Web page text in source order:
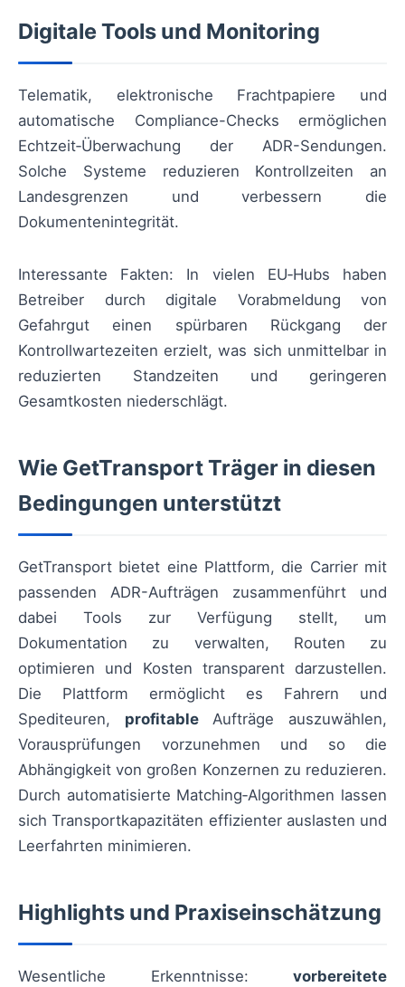
Digitale Tools und Monitoring
Telematik, elektronische Frachtpapiere und
automatische Compliance-Checks ermöglichen
Echtzeit‑Überwachung der ADR-Sendungen.
Solche Systeme reduzieren Kontrollzeiten an
Landesgrenzen und verbessern die
Dokumentenintegrität.
Interessante Fakten: In vielen EU‑Hubs haben
Betreiber durch digitale Vorabmeldung von
Gefahrgut einen spürbaren Rückgang der
Kontrollwartezeiten erzielt, was sich unmittelbar in
reduzierten Standzeiten und geringeren
Gesamtkosten niederschlägt.
Wie GetTransport Träger in diesen
Bedingungen unterstützt
GetTransport bietet eine Plattform, die Carrier mit
passenden ADR-Aufträgen zusammenführt und
dabei Tools zur Verfügung stellt, um
Dokumentation zu verwalten, Routen zu
optimieren und Kosten transparent darzustellen.
Die Plattform ermöglicht es Fahrern und
Spediteuren, profitableAufträge auszuwählen,
Vorausprüfungen vorzunehmen und so die
Abhängigkeit von großen Konzernen zu reduzieren.
Durch automatisierte Matching‑Algorithmen lassen
sich Transportkapazitäten effizienter auslasten und
Leerfahrten minimieren.
Highlights und Praxiseinschätzung
Wesentliche Erkenntnisse: vorbereitete